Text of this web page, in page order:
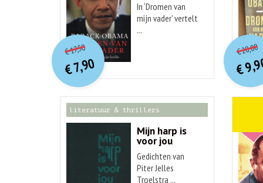
In ‘Dromen van
mijn vader’ vertelt
...
€17,50O
orspr
onkelijke
prijs
was:
€ 17,50.
€7,90
Huidige
prijs
is:
€ 7,90.
€20,00
€
literatuur & thrillers
Mijn harp is
voor jou
Gedichten van
Piter Jelles
Troelstra ...